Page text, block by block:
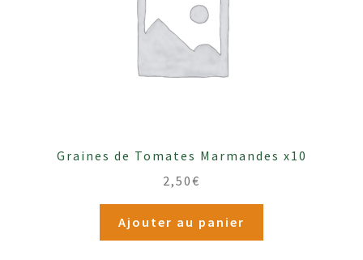
Graines de Tomates Marmandes x10
2,50€
Ajouter au panier